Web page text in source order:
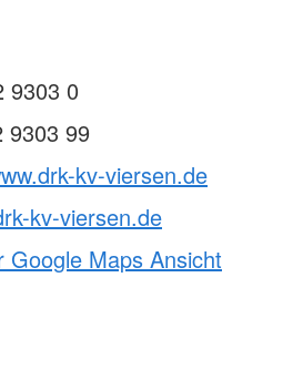
9303 0
9303 99
kv-viersen.de
kv-viersen.de
Google Maps Ansicht